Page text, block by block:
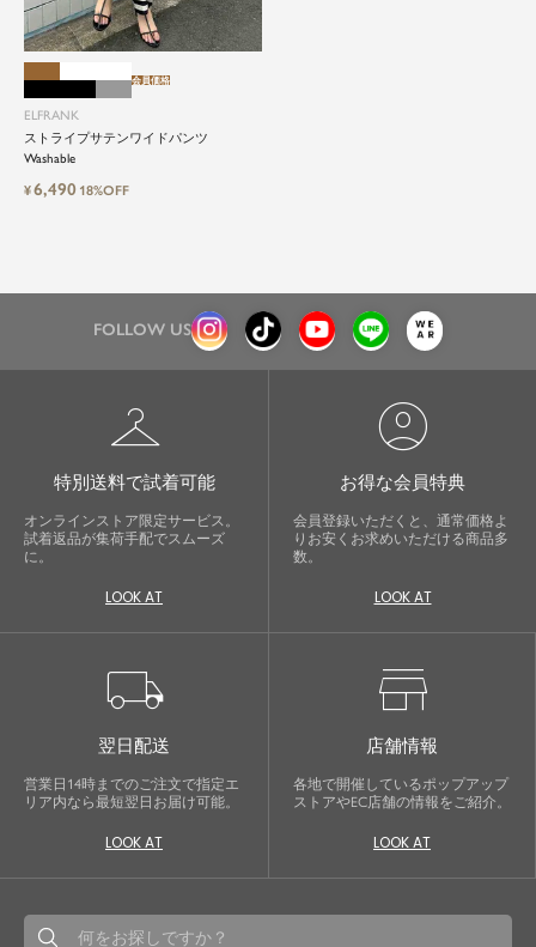
ELFRANK
ストライプサテンワイドパンツ
Washable
会員価格
¥6,490 18%OFF
FOLLOW US
checkroom
特別送料で試着可能
オンラインストア限定サービス。
試着返品が集荷手配でスムーズ
に。
LOOK AT
account_circle
お得な会員特典
会員登録いただくと、通常価格よ
りお安くお求めいただける商品多
数。
LOOK AT
local_shipping
翌日配送
営業日14時までのご注文で指定エ
リア内なら最短翌日お届け可能。
LOOK AT
store
店舗情報
各地で開催しているポップアップ
ストアやEC店舗の情報をご紹介。
LOOK AT